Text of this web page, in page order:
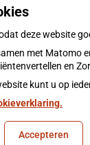
deze website
met Matomo
en
kunt u op
Accepteren